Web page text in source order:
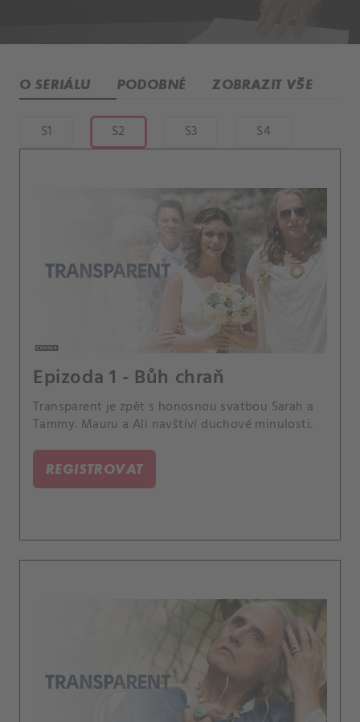
O SERIÁLU PODOBNÉ ZOBRAZIT VŠE
S1 S2 S3 S4
Epizoda 1 - Bůh chraň
Transparent je zpět s honosnou svatbou Sarah a
Tammy. Mauru a Ali navštíví duchové minulosti.
REGISTROVAT